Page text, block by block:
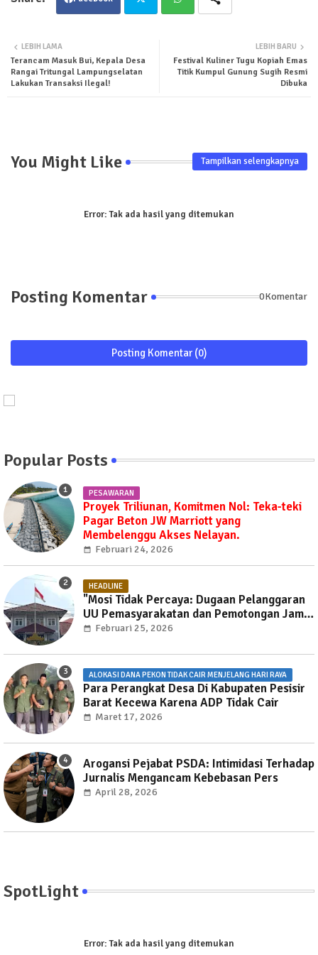
ter tsa
LEBIH BARU
Festival Kuliner Tugu Kopiah Emas
Titik Kumpul Gunung Sugih Resmi
Dibuka
LEBIH LAMA
Terancam Masuk Bui, Kepala Desa
Rangai Tritungal Lampungselatan
Lakukan Transaksi Ilegal!
You Might Like Tampilkan selengkapnya
Error:Tak ada hasil yang ditemukan
Posting Komentar 0Komentar
Posting Komentar (0)
Popular Posts
PESAWARAN
Proyek Triliunan, Komitmen Nol: Teka-teki
Pagar Beton JW Marriott yang
Membelenggu Akses Nelayan.
Februari 24, 2026
HEADLINE
"Mosi Tidak Percaya: Dugaan Pelanggaran
UU Pemasyarakatan dan Pemotongan Jam
Layanan Publik di Rutan Way Huwi."
Februari 25, 2026
ALOKASI DANA PEKON TIDAK CAIR MENJELANG HARI RAYA
Para Perangkat Desa Di Kabupaten Pesisir
Barat Kecewa Karena ADP Tidak Cair
Maret 17, 2026
Arogansi Pejabat PSDA: Intimidasi Terhadap
Jurnalis Mengancam Kebebasan Pers
April 28, 2026
SpotLight
Error:Tak ada hasil yang ditemukan